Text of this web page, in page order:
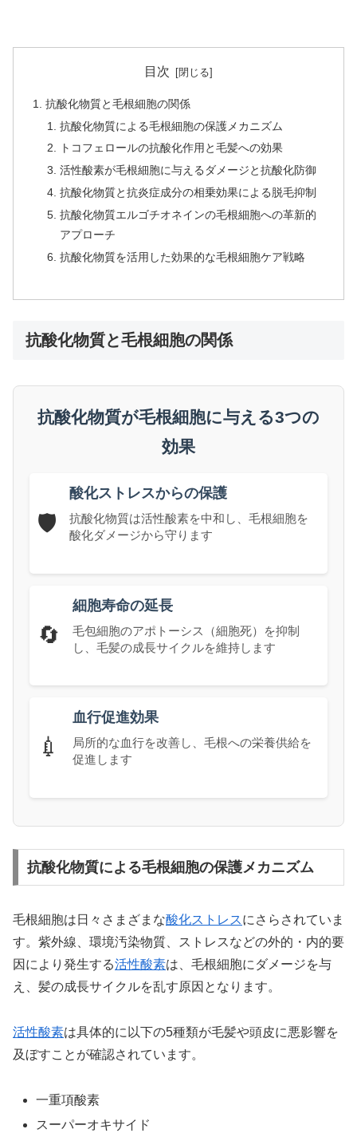
目次
抗酸化物質と毛根細胞の関係
抗酸化物質による毛根細胞の保護メカニズム
トコフェロールの抗酸化作用と毛髪への効果
活性酸素が毛根細胞に与えるダメージと抗酸化防御
抗酸化物質と抗炎症成分の相乗効果による脱毛抑制
抗酸化物質エルゴチオネインの毛根細胞への革新的
アプローチ
抗酸化物質を活用した効果的な毛根細胞ケア戦略
抗酸化物質と毛根細胞の関係
抗酸化物質が毛根細胞に与える3つの
効果
🛡️
酸化ストレスからの保護
抗酸化物質は活性酸素を中和し、毛根細胞を
酸化ダメージから守ります
🔄
細胞寿命の延長
毛包細胞のアポトーシス（細胞死）を抑制
し、毛髪の成長サイクルを維持します
💉
血行促進効果
局所的な血行を改善し、毛根への栄養供給を
促進します
抗酸化物質による毛根細胞の保護メカニズム
毛根細胞は日々さまざまな酸化ストレスにさらされていま
す。紫外線、環境汚染物質、ストレスなどの外的・内的要
因により発生する活性酸素は、毛根細胞にダメージを与
え、髪の成長サイクルを乱す原因となります。
活性酸素は具体的に以下の5種類が毛髪や頭皮に悪影響を
及ぼすことが確認されています。
一重項酸素
スーパーオキサイド